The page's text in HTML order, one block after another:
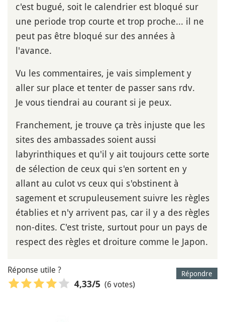
c'est bugué, soit le calendrier est bloqué sur
une periode trop courte et trop proche... il ne
peut pas être bloqué sur des années à
l'avance.
Vu les commentaires, je vais simplement y
aller sur place et tenter de passer sans rdv.
Je vous tiendrai au courant si je peux.
Franchement, je trouve ça très injuste que les
sites des ambassades soient aussi
labyrinthiques et qu'il y ait toujours cette sorte
de sélection de ceux qui s'en sortent en y
allant au culot vs ceux qui s'obstinent à
sagement et scrupuleusement suivre les règles
établies et n'y arrivent pas, car il y a des règles
non-dites. C'est triste, surtout pour un pays de
respect des règles et droiture comme le Japon.
Répondre
Réponse utile ?
4,33/5 (6 votes)